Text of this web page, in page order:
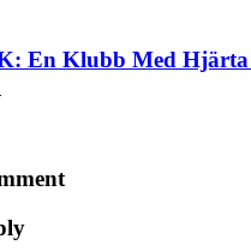
En Klubb Med